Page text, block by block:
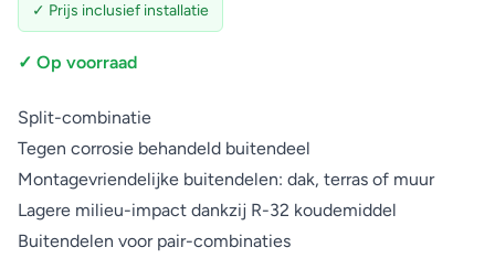
✓ Prijs inclusief installatie
✓ Op voorraad
Split-combinatie
Tegen corrosie behandeld buitendeel
Montagevriendelijke buitendelen: dak, terras of muur
Lagere milieu-impact dankzij R-32 koudemiddel
Buitendelen voor pair-combinaties